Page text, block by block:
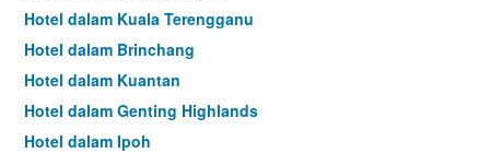
Hotel dalam Kuala Terengganu
Hotel dalam Brinchang
Hotel dalam Kuantan
Hotel dalam Genting Highlands
Hotel dalam Ipoh